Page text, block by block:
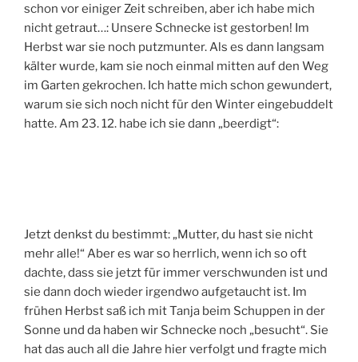
schon vor einiger Zeit schreiben, aber ich habe mich
nicht getraut…: Unsere Schnecke ist gestorben! Im
Herbst war sie noch putzmunter. Als es dann langsam
kälter wurde, kam sie noch einmal mitten auf den Weg
im Garten gekrochen. Ich hatte mich schon gewundert,
warum sie sich noch nicht für den Winter eingebuddelt
hatte. Am 23. 12. habe ich sie dann „beerdigt“:
Jetzt denkst du bestimmt: „Mutter, du hast sie nicht
mehr alle!“ Aber es war so herrlich, wenn ich so oft
dachte, dass sie jetzt für immer verschwunden ist und
sie dann doch wieder irgendwo aufgetaucht ist. Im
frühen Herbst saß ich mit Tanja beim Schuppen in der
Sonne und da haben wir Schnecke noch „besucht“. Sie
hat das auch all die Jahre hier verfolgt und fragte mich